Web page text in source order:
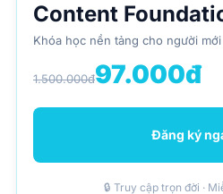
Content
Khóa học nền tảng cho người
1.500.000đ97.000đ
Đăng ký
🔒 Truy cập trọn đời ·